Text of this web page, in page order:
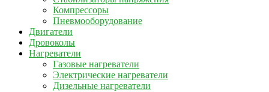
Компрессоры
Пневмооборудование
Двигатели
Дровоколы
Нагреватели
Газовые нагреватели
Электрические нагреватели
Дизельные нагреватели